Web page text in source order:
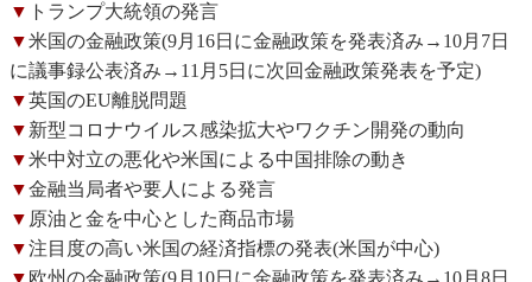
▼ トランプ大統領の発言
▼米国の金融政策(9月16日に金融政策を発表済み→10月7日
に議事録公表済み→11月5日に次回金融政策発表を予定)
▼英国のEU離脱問題
▼ 新型コロナウイルス感染拡大やワクチン開発の動向
▼米中対立の悪化や米国による中国排除の動き
▼金融当局者や要人による発言
▼ 原油と金を中心とした商品市場
▼注目度の高い米国の経済指標の発表(米国が中心)